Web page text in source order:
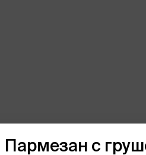
Пармезан с